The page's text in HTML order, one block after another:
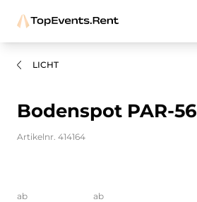
LICHT
Bodenspot PAR-56
Artikelnr. 414164
ab ab